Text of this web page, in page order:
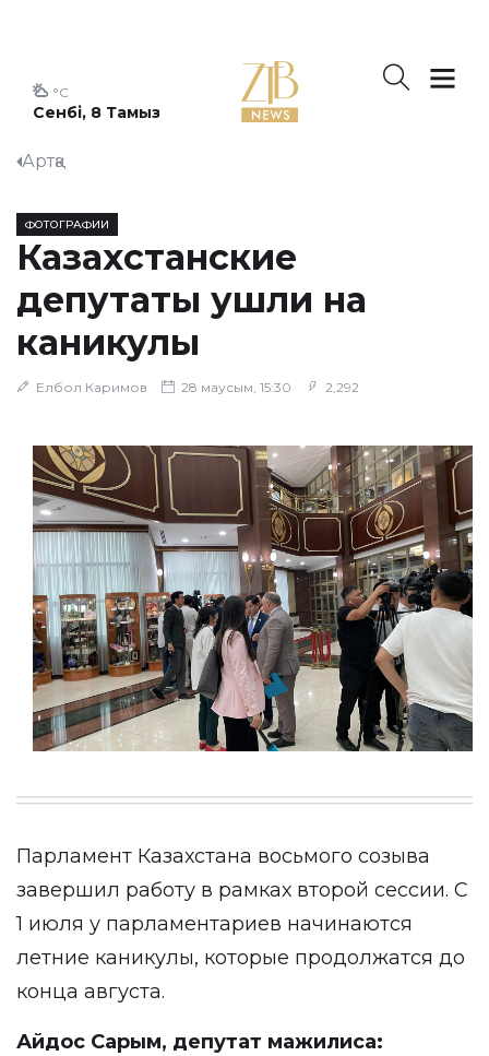
Сенбі, 8 Тамыз
°C
Артқа
ФОТОГРАФИИ
Казахстанские
депутаты ушли на
каникулы
Елбол Каримов 28 маусым, 15:30 2,292
Парламент Казахстана восьмого созыва
завершил работу в рамках второй сессии. С
1 июля у парламентариев начинаются
летние каникулы, которые продолжатся до
конца августа.
Айдос Сарым, депутат мажилиса: